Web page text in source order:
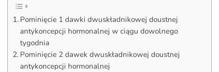
Pominięcie 1 dawki dwuskładnikowej doustnej
antykoncepcji hormonalnej w ciągu dowolnego
tygodnia
Pominięcie 2 dawek dwuskładnikowej doustnej
antykoncepcji hormonalnej